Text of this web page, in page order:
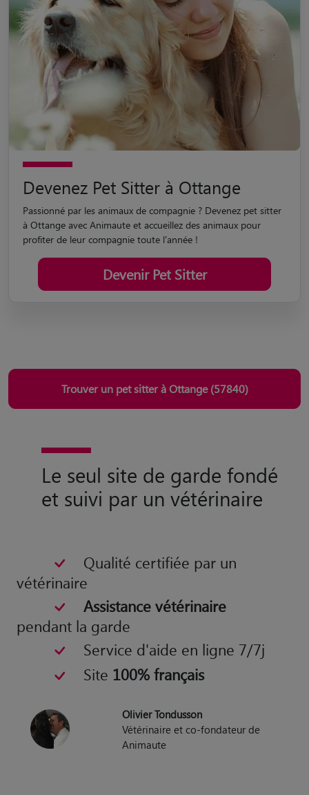
Devenez Pet Sitter à Ottange
Passionné par les animaux de compagnie ? Devenez pet sitter
à Ottange avec Animaute et accueillez des animaux pour
profiter de leur compagnie toute l'année !
Devenir Pet Sitter
Trouver un pet sitter à Ottange (57840)
Le seul site de garde fondé
et suivi par un vétérinaire
Qualité certifiée par un
vétérinaire
Assistance vétérinaire
pendant la garde
Service d'aide en ligne 7/7j
Site 100% français
Olivier Tondusson
Vétérinaire et co-fondateur de
Animaute